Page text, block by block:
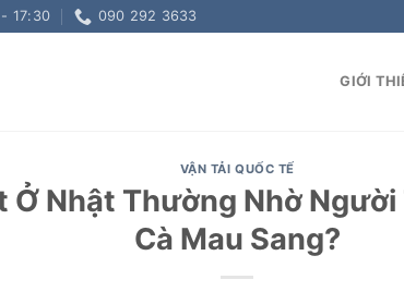
17:30 090 292 3633
GIỚI
VẬN TẢI QUỐC TẾ
Ở Nhật Thường Nhờ Người
Cà Mau Sang?